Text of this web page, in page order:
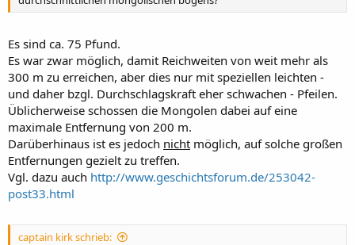
Es sind ca. 75 Pfund.
Es war zwar möglich, damit Reichweiten von weit mehr als
300 m zu erreichen, aber dies nur mit speziellen leichten -
und daher bzgl. Durchschlagskraft eher schwachen - Pfeilen.
Üblicherweise schossen die Mongolen dabei auf eine
maximale Entfernung von 200 m.
Darüberhinaus ist es jedoch nicht möglich, auf solche großen
Entfernungen gezielt zu treffen.
Vgl. dazu auch http://www.geschichtsforum.de/253042-
post33.html
captain kirk schrieb: